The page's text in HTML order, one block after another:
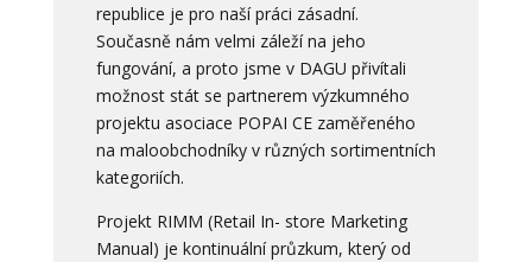
republice je pro naší práci zásadní.
Současně nám velmi záleží na jeho
fungování, a proto jsme v DAGU přivítali
možnost stát se partnerem výzkumného
projektu asociace POPAI CE zaměřeného
na maloobchodníky v různých sortimentních
kategoriích.
Projekt RIMM (Retail In- store Marketing
Manual) je kontinuální průzkum, který od